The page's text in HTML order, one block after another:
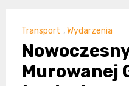
Transport ,Wydarzenia
Murowanej